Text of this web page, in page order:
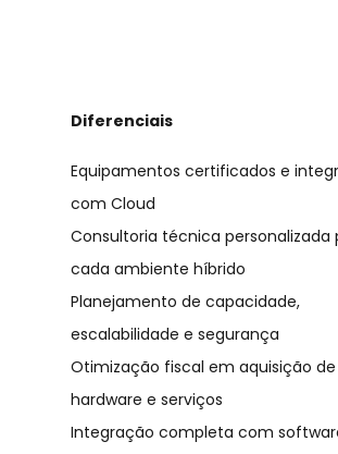
Diferenciais
Equipamentos certificados e
com Cloud
Consultoria técnica personalizada
cada ambiente híbrido
Planejamento de capacidade,
escalabilidade e segurança
Otimização fiscal em aquisição de
hardware e serviços
Integração completa com